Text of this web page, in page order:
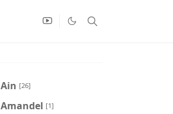
Ain [26]
Amandel [1]